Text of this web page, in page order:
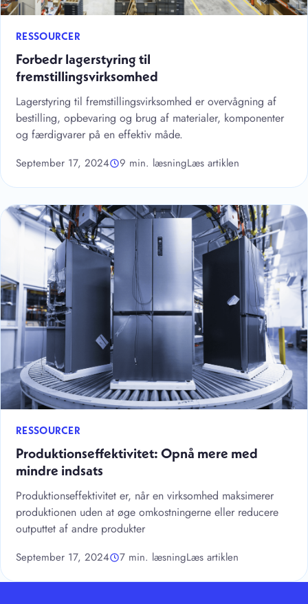
RESSOURCER
Forbedr lagerstyring til
fremstillingsvirksomhed
Lagerstyring til fremstillingsvirksomhed er overvågning af
bestilling, opbevaring og brug af materialer, komponenter
og færdigvarer på en effektiv måde.
September 17, 2024 9 min. læsningLæs artiklen
RESSOURCER
Produktionseffektivitet: Opnå mere med
mindre indsats
Produktionseffektivitet er, når en virksomhed maksimerer
produktionen uden at øge omkostningerne eller reducere
outputtet af andre produkter
September 17, 2024 7 min. læsningLæs artiklen